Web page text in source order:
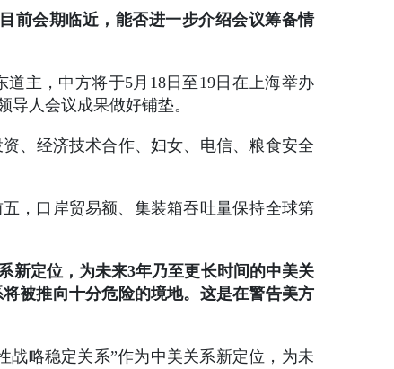
前会期临近，能否进一步介绍会议筹备情
主，中方将于5月18日至19日在上海举办
人会议成果做好铺垫。
、经济技术合作、妇女、电信、粮食安全
，口岸贸易额、集装箱吞吐量保持全球第
新定位，为未来3年乃至更长时间的中美关
被推向十分危险的境地。这是在警告美方
战略稳定关系”作为中美关系新定位，为未